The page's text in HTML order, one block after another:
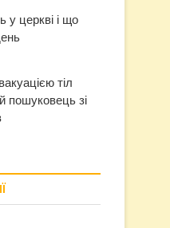
церкві і що
тіл
пошуковець зі